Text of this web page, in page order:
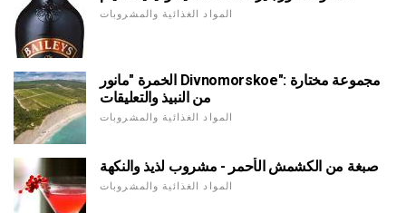
المواد الغذائية والمشروبات
الخمرة "مانور Divnomorskoe": مجموعة مختارة
من النبيذ والتعليقات
المواد الغذائية والمشروبات
صبغة من الكشمش الأحمر - مشروب لذيذ والنكهة
المواد الغذائية والمشروبات